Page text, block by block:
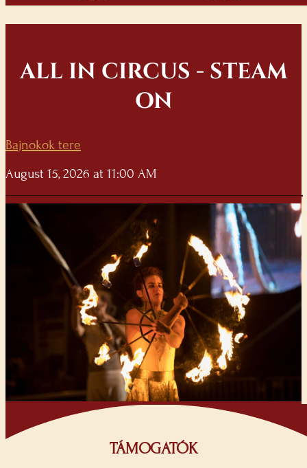
ALL IN CIRCUS - STEAM
ON
Bajnokok tere
August 15, 2026 at 11:00 AM
TÁMOGATÓK